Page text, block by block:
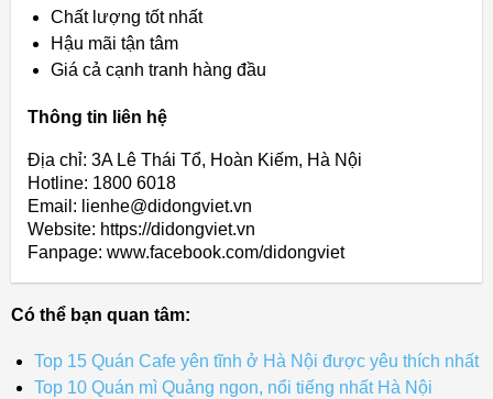
Chất lượng tốt nhất
Hậu mãi tận tâm
Giá cả cạnh tranh hàng đầu
Thông tin liên hệ
Địa chỉ: 3A Lê Thái Tổ, Hoàn Kiếm, Hà Nội
Hotline: 1800 6018
Email: lienhe@didongviet.vn
Website: https://didongviet.vn
Fanpage: www.facebook.com/didongviet
Có thể bạn quan tâm:
Top 15 Quán Cafe yên tĩnh ở Hà Nội được yêu thích nhất
Top 10 Quán mì Quảng ngon, nổi tiếng nhất Hà Nội